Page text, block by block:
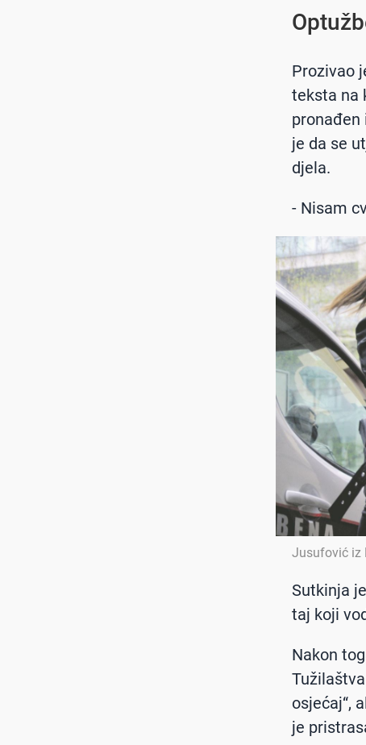
Prozivao
teksta na
pronađen
je da se
djela.
- Nisam
Jusufović iz
Sutkinja
taj koji
Nakon
osjećaj“,
je